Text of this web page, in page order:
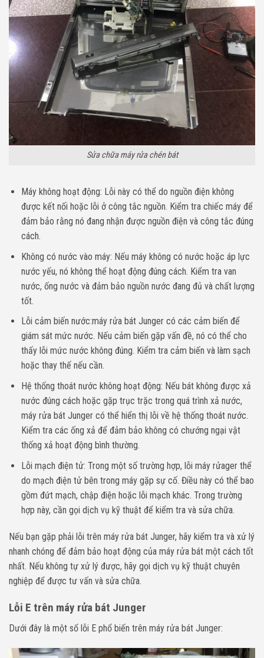
Sửa chữa máy rửa chén bát
Máy không hoạt động: Lỗi này có thể do nguồn điện không
được kết nối hoặc lỗi ở công tắc nguồn. Kiểm tra chiếc máy để
đảm bảo rằng nó đang nhận được nguồn điện và công tắc đúng
cách.
Không có nước vào máy: Nếu máy không có nước hoặc áp lực
nước yếu, nó không thể hoạt động đúng cách. Kiểm tra van
nước, ống nước và đảm bảo nguồn nước đang đủ và chất lượng
tốt.
Lỗi cảm biến nước:máy rửa bát Junger có các cảm biến để
giám sát mức nước. Nếu cảm biến gặp vấn đề, nó có thể cho
thấy lỗi mức nước không đúng. Kiểm tra cảm biến và làm sạch
hoặc thay thế nếu cần.
Hệ thống thoát nước không hoạt động: Nếu bát không được xả
nước đúng cách hoặc gặp trục trặc trong quá trình xả nước,
máy rửa bát Junger có thể hiển thị lỗi về hệ thống thoát nước.
Kiểm tra các ống xả để đảm bảo không có chướng ngại vật
thống xả hoạt động bình thường.
Lỗi mạch điện tử: Trong một số trường hợp, lỗi máy rửager thể
do mạch điện tử bên trong máy gặp sự cố. Điều này có thể bao
gồm đứt mạch, chập điện hoặc lỗi mạch khác. Trong trường
hợp này, cần gọi dịch vụ kỹ thuật để kiểm tra và sửa chữa.
Nếu bạn gặp phải lỗi trên máy rửa bát Junger, hãy kiểm tra và xử lý
nhanh chóng để đảm bảo hoạt động của máy rửa bát một cách tốt
nhất. Nếu không tự xử lý được, hãy gọi dịch vụ kỹ thuật chuyên
nghiệp để được tư vấn và sửa chữa.
Lỗi E trên máy rửa bát Junger
Dưới đây là một số lỗi E phổ biến trên máy rửa bát Junger: